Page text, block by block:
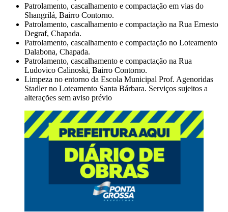
Patrolamento, cascalhamento e compactação em vias do
Shangrilá, Bairro Contorno.
Patrolamento, cascalhamento e compactação na Rua Ernesto
Degraf, Chapada.
Patrolamento, cascalhamento e compactação no Loteamento
Dalabona, Chapada.
Patrolamento, cascalhamento e compactação na Rua
Ludovico Calinoski, Bairro Contorno.
Limpeza no entorno da Escola Municipal Prof. Agenoridas
Stadler no Loteamento Santa Bárbara. Serviços sujeitos a
alterações sem aviso prévio